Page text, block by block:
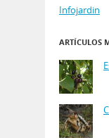
Infojardin
ARTÍCULOS